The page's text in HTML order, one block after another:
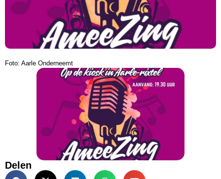
Foto: Aarle Onderneemt
Delen